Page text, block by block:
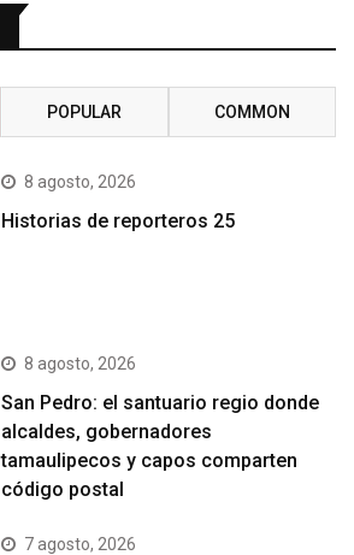
POPULAR COMMON
8 agosto, 2026
Historias de reporteros 25
8 agosto, 2026
San Pedro: el santuario regio donde
alcaldes, gobernadores
tamaulipecos y capos comparten
código postal
7 agosto, 2026